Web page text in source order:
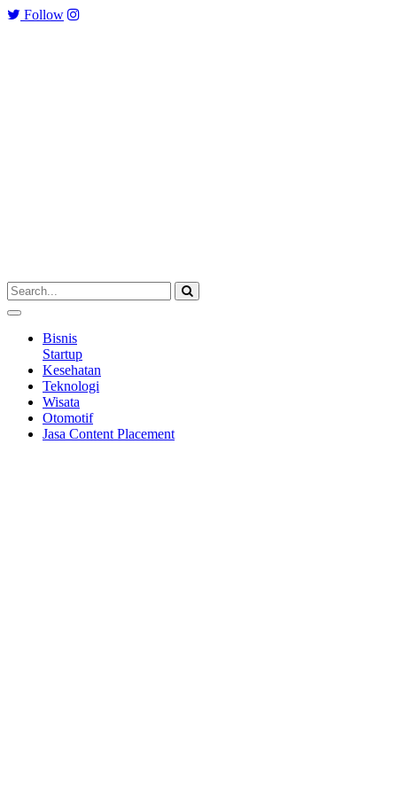
Follow
Bisnis
Startup
Kesehatan
Teknologi
Wisata
Otomotif
Jasa Content Placement